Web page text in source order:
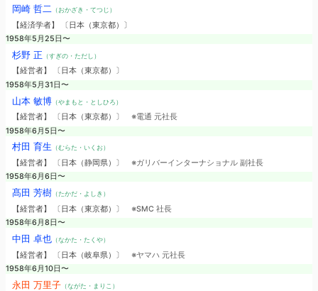
岡崎 哲二 （おかざき・てつじ）
【経済学者】 〔日本（東京都）〕
1958年5月25日〜
杉野 正 （すぎの・ただし）
【経営者】 〔日本（東京都）〕
1958年5月31日〜
山本 敏博（やまもと・としひろ）
【経営者】 〔日本（東京都）〕 ※電通 元社長
1958年6月5日〜
村田 育生 （むらた・いくお）
【経営者】 〔日本（静岡県）〕 ※ガリバーインターナショナル 副社長
1958年6月6日〜
髙田 芳樹（たかだ・よしき）
【経営者】 〔日本（東京都）〕 ※SMC 社長
1958年6月8日〜
中田 卓也（なかた・たくや）
【経営者】 〔日本（岐阜県）〕 ※ヤマハ 元社長
1958年6月10日〜
永田 万里子（ながた・まりこ）